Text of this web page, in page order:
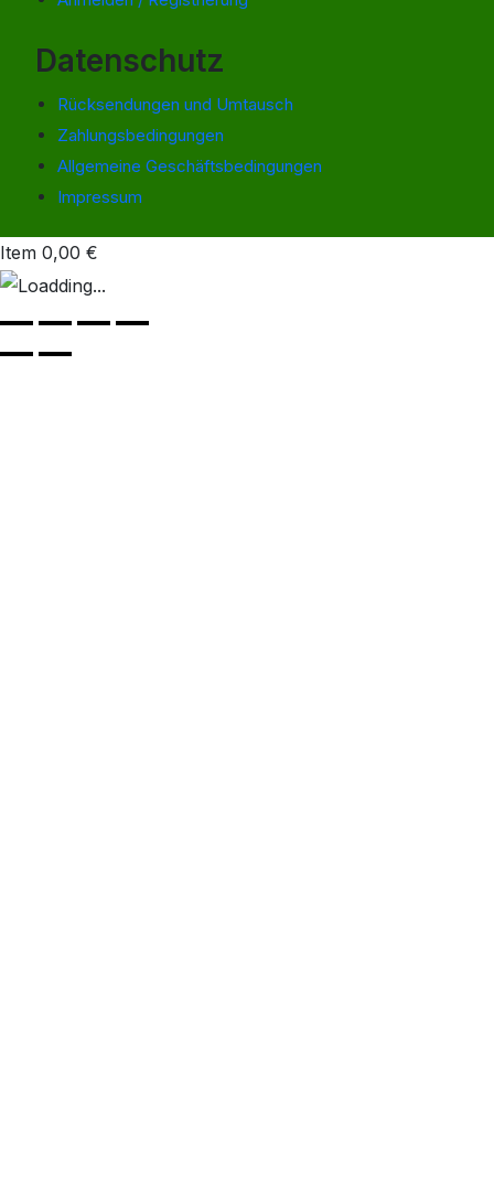
Datenschutz
Rücksendungen und Umtausch
Zahlungsbedingungen
Allgemeine Geschäftsbedingungen
Impressum
Item 0,00 €